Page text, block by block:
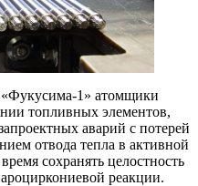
атомщики
топливных элементов,
аварий с потерей
отвода тепла в активной
сохранять целостность
реакции.